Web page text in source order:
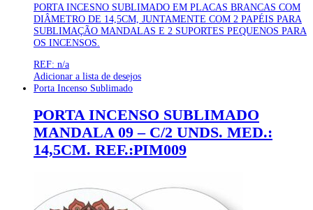
PORTA INCESNO SUBLIMADO EM PLACAS BRANCAS COM
DIÂMETRO DE 14,5CM, JUNTAMENTE COM 2 PAPÉIS PARA
SUBLIMAÇÃO MANDALAS E 2 SUPORTES PEQUENOS PARA
OS INCENSOS.
REF: n/a
Adicionar a lista de desejos
Porta Incenso Sublimado
PORTA INCENSO SUBLIMADO
MANDALA 09 – C/2 UNDS. MED.:
14,5CM. REF.:PIM009